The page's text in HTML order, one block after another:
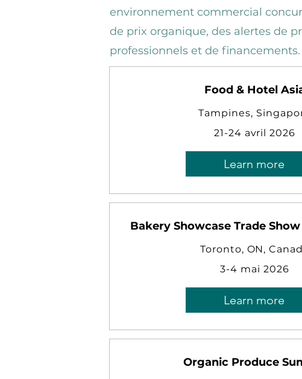
environnement commercial
de prix organique, des alertes de
professionnels et de financements.
Food & Hotel
Tampines,
21-24 avril 2026
Learn more
Bakery Showcase Trade
Toronto, ON,
3-4 mai 2026
Learn more
Organic Produce